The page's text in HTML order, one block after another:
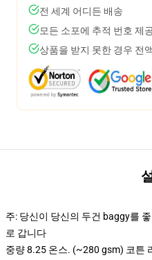
전 세계 어디든 배송
모든 소포에 추적 번호 제
상품을 받지 못한 경우 전
주: 당신이 당신의 두건 baggy를
로 갑니다
중량 8.25 온스. (~280 gsm) 코튼